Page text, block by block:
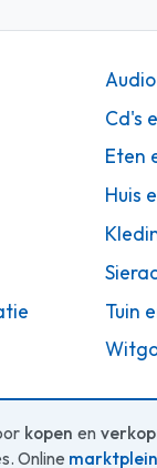
Cd's
Eten
Huis
Tuin
kopen en
Online marktplein